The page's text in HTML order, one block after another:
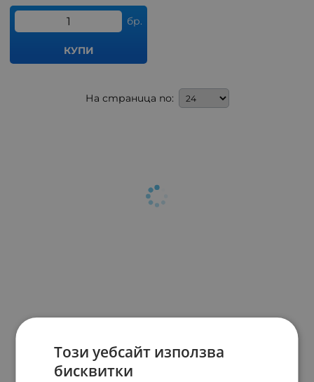
бр.
КУПИ
На страница по:
Този уебсайт използва
бисквитки